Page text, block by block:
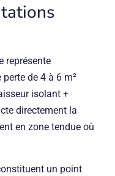
représente
perte de 4 à 6 m²
isolant +
directement la
en zone tendue où
un point